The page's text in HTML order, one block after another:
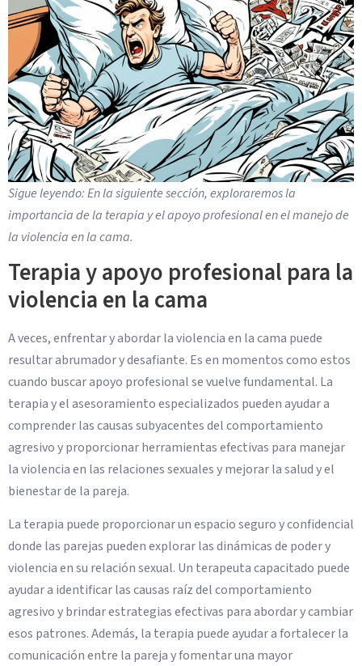
Sigue leyendo: En la siguiente sección, exploraremos la
importancia de la terapia y el apoyo profesional en el manejo de
la violencia en la cama.
Terapia y apoyo profesional para la
violencia en la cama
A veces, enfrentar y abordar la violencia en la cama puede
resultar abrumador y desafiante. Es en momentos como estos
cuando buscar apoyo profesional se vuelve fundamental. La
terapia y el asesoramiento especializados pueden ayudar a
comprender las causas subyacentes del comportamiento
agresivo y proporcionar herramientas efectivas para manejar
la violencia en las relaciones sexuales y mejorar la salud y el
bienestar de la pareja.
La terapia puede proporcionar un espacio seguro y confidencial
donde las parejas pueden explorar las dinámicas de poder y
violencia en su relación sexual. Un terapeuta capacitado puede
ayudar a identificar las causas raíz del comportamiento
agresivo y brindar estrategias efectivas para abordar y cambiar
esos patrones. Además, la terapia puede ayudar a fortalecer la
comunicación entre la pareja y fomentar una mayor